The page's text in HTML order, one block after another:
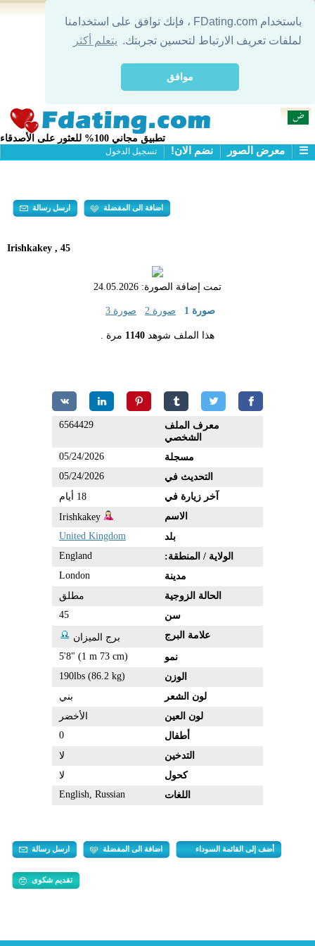
باستخدام FDating.com ، فإنك توافق على استخدامنا
لملفات تعريف الارتباط لتحسين تجربتك. يتعلم أكثر
موافق
تطبيق مجاني 100% للعثور على الأصدقاء
☰
البحث
معرض الصور نضم الان! تسجيل الدخول
ارسل رسالة اضافة الى المفضلة
Irishkakey , 45
تمت إضافة الصورة: 24.05.2026
صورة 1 صورة 2 صورة 3
هذا الملف شوهد 1140 مرة .
معرف الملف
الشخصي
6564429
مسجلة
05/24/2026
التحديث في
05/24/2026
آخر زيارة في
18 أيام
الاسم
Irishkakey
بلد
United Kingdom
الولاية / المنطقة:
England
مدينة
London
الحالة الزوجية
مطلق
سن
45
علامة البرج
برج الميزان
نمو
5'8" (1 m 73 cm)
الوزن
190lbs (86.2 kg)
لون الشعر
بني
لون العين
الأخضر
أطفال
0
التدخين
لا
كحول
لا
اللغات
English, Russian
ارسل رسالة اضافة الى المفضلة أضف إلى القائمة السوداء
تقديم شكوى